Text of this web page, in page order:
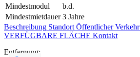
Mindestmodul
b.d.
Mindestmietdauer 3 Jahre
Beschreibung Standort Öffentlicher Verkehr
VERFÜGBARE FLÄCHE Kontakt
Entfernung: